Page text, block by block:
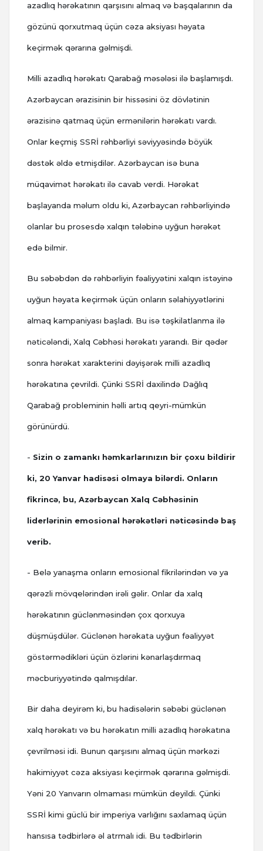
azadlıq hərəkatının qarşısını almaq və başqalarının da
gözünü qorxutmaq üçün cəza aksiyası həyata
keçirmək qərarına gəlmişdi.
Milli azadlıq hərəkatı Qarabağ məsələsi ilə başlamışdı.
Azərbaycan ərazisinin bir hissəsini öz dövlətinin
ərazisinə qatmaq üçün ermənilərin hərəkatı vardı.
Onlar keçmiş SSRİ rəhbərliyi səviyyəsində böyük
dəstək əldə etmişdilər. Azərbaycan isə buna
müqavimət hərəkatı ilə cavab verdi. Hərəkat
başlayanda məlum oldu ki, Azərbaycan rəhbərliyində
olanlar bu prosesdə xalqın tələbinə uyğun hərəkət
edə bilmir.
Bu səbəbdən də rəhbərliyin fəaliyyətini xalqın istəyinə
uyğun həyata keçirmək üçün onların səlahiyyətlərini
almaq kampaniyası başladı. Bu isə təşkilatlanma ilə
nəticələndi, Xalq Cəbhəsi hərəkatı yarandı. Bir qədər
sonra hərəkat xarakterini dəyişərək milli azadlıq
hərəkatına çevrildi. Çünki SSRİ daxilində Dağlıq
Qarabağ probleminin həlli artıq qeyri-mümkün
görünürdü.
- Sizin o zamankı həmkarlarınızın bir çoxu bildirir
ki, 20 Yanvar hadisəsi olmaya bilərdi. Onların
fikrincə, bu, Azərbaycan Xalq Cəbhəsinin
liderlərinin emosional hərəkətləri nəticəsində baş
verib.
- Belə yanaşma onların emosional fikrilərindən və ya
qərəzli mövqelərindən irəli gəlir. Onlar da xalq
hərəkatının güclənməsindən çox qorxuya
düşmüşdülər. Güclənən hərəkata uyğun fəaliyyət
göstərmədikləri üçün özlərini kənarlaşdırmaq
məcburiyyətində qalmışdılar.
Bir daha deyirəm ki, bu hadisələrin səbəbi güclənən
xalq hərəkatı və bu hərəkatın milli azadlıq hərəkatına
çevrilməsi idi. Bunun qarşısını almaq üçün mərkəzi
hakimiyyət cəza aksiyası keçirmək qərarına gəlmişdi.
Yəni 20 Yanvarın olmaması mümkün deyildi. Çünki
SSRİ kimi güclü bir imperiya varlığını saxlamaq üçün
hansısa tədbirlərə əl atrmalı idi. Bu tədbirlərin